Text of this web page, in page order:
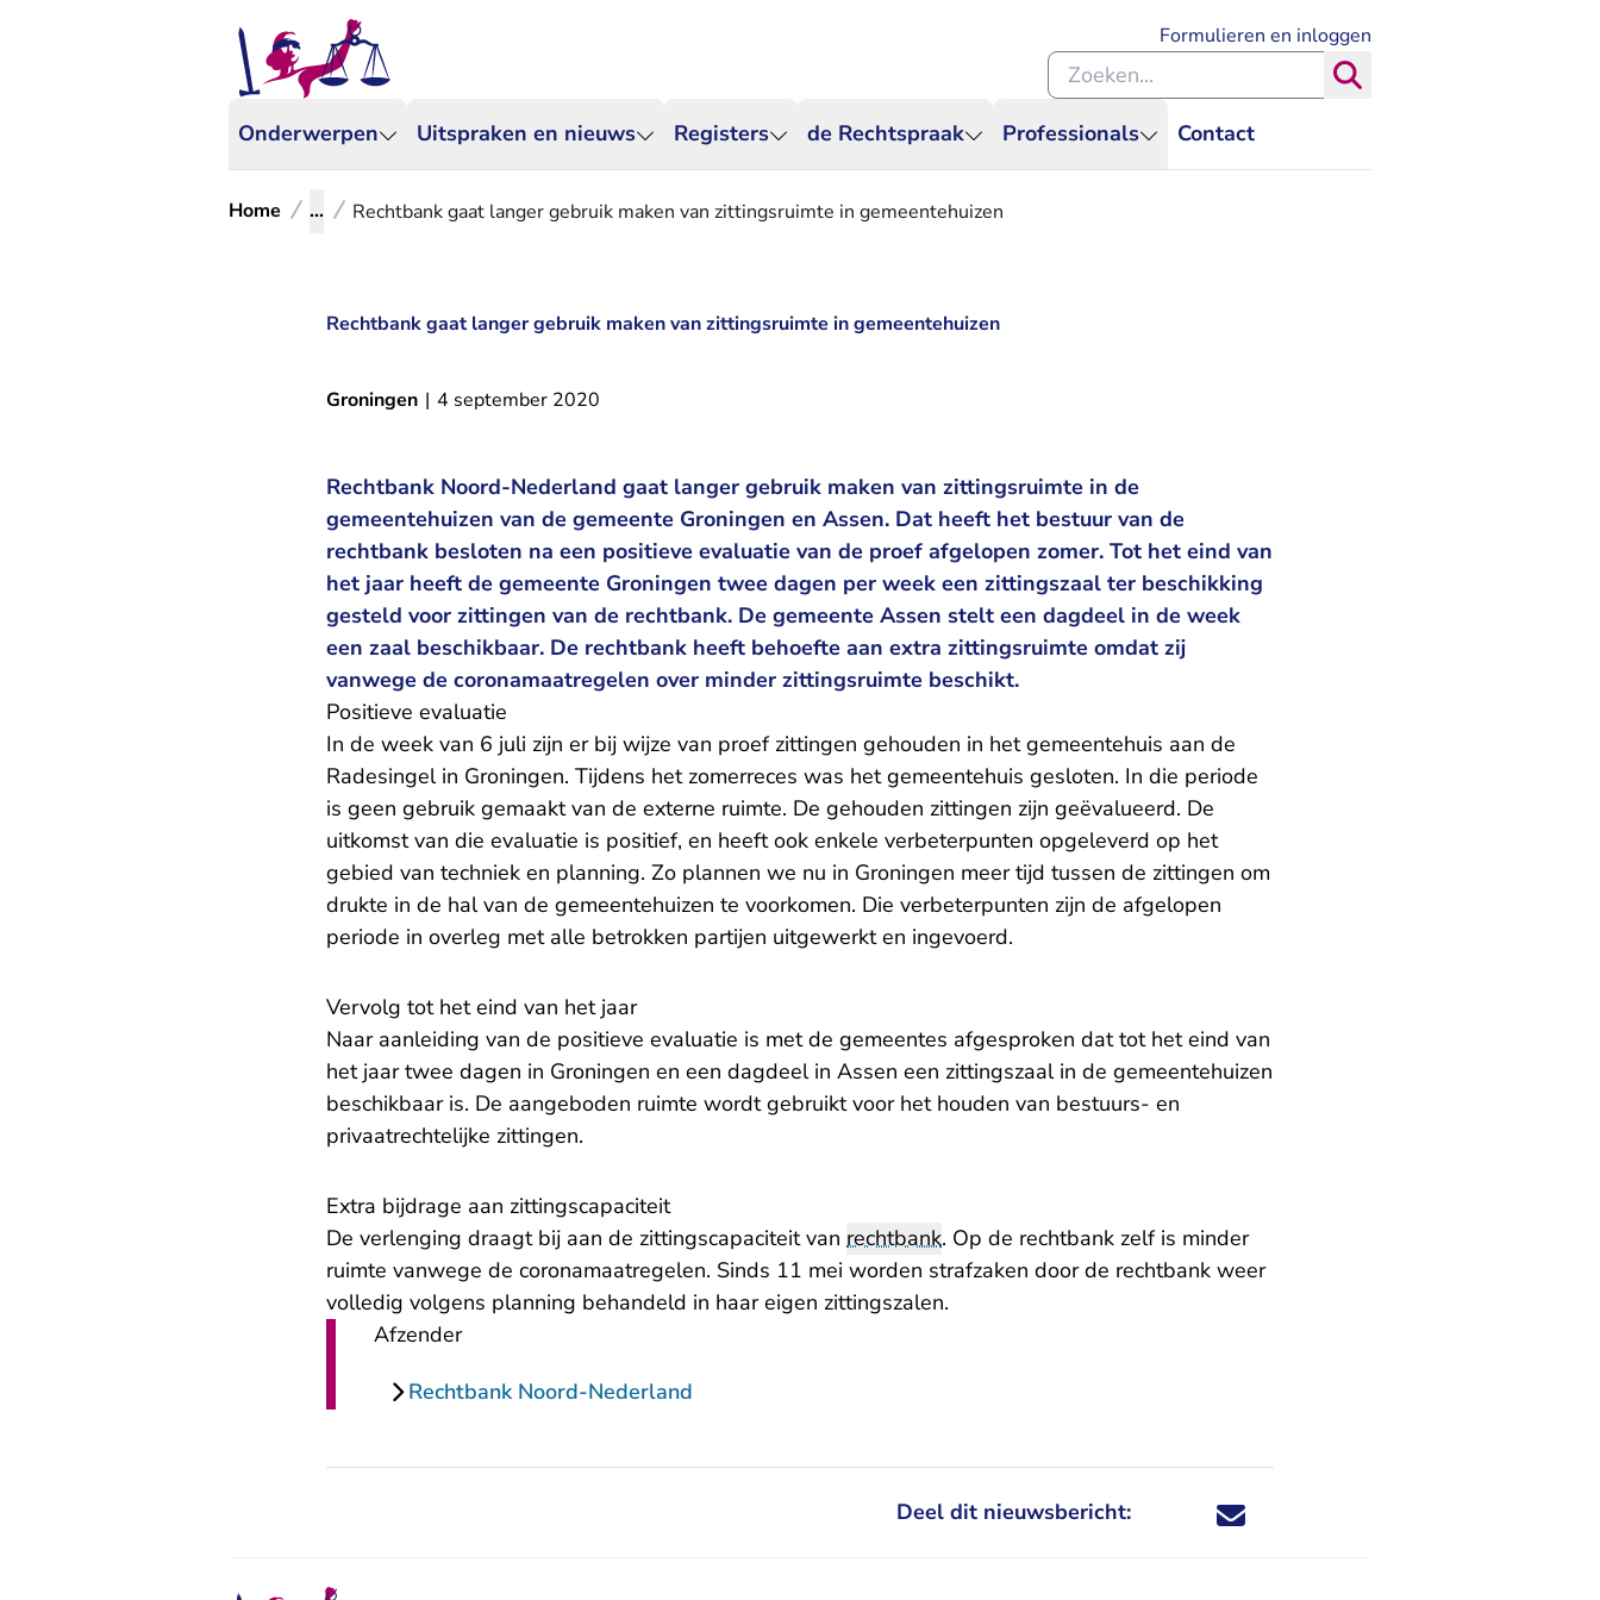
Onderwerpen Uitspraken en nieuws Registers de Rechtspraak Professionals Contact
Formulieren en inloggen
Zoeken binnen de Rechtspraak
Home ... Rechtbank gaat langer gebruik maken van zittingsruimte in gemeentehuizen
Rechtbank gaat langer gebruik maken van zittingsruimte in gemeentehuizen
Groningen | 4 september 2020
Rechtbank Noord-Nederland gaat langer gebruik maken van zittingsruimte in de
gemeentehuizen van de gemeente Groningen en Assen. Dat heeft het bestuur van de
rechtbank besloten na een positieve evaluatie van de proef afgelopen zomer. Tot het eind van
het jaar heeft de gemeente Groningen twee dagen per week een zittingszaal ter beschikking
gesteld voor zittingen van de rechtbank. De gemeente Assen stelt een dagdeel in de week
een zaal beschikbaar. De rechtbank heeft behoefte aan extra zittingsruimte omdat zij
vanwege de coronamaatregelen over minder zittingsruimte beschikt.
Positieve evaluatie
In de week van 6 juli zijn er bij wijze van proef zittingen gehouden in het gemeentehuis aan de
Radesingel in Groningen. Tijdens het zomerreces was het gemeentehuis gesloten. In die periode
is geen gebruik gemaakt van de externe ruimte. De gehouden zittingen zijn geëvalueerd. De
uitkomst van die evaluatie is positief, en heeft ook enkele verbeterpunten opgeleverd op het
gebied van techniek en planning. Zo plannen we nu in Groningen meer tijd tussen de zittingen om
drukte in de hal van de gemeentehuizen te voorkomen. Die verbeterpunten zijn de afgelopen
periode in overleg met alle betrokken partijen uitgewerkt en ingevoerd.
Vervolg tot het eind van het jaar
Naar aanleiding van de positieve evaluatie is met de gemeentes afgesproken dat tot het eind van
het jaar twee dagen in Groningen en een dagdeel in Assen een zittingszaal in de gemeentehuizen
beschikbaar is. De aangeboden ruimte wordt gebruikt voor het houden van bestuurs- en
privaatrechtelijke zittingen.
Extra bijdrage aan zittingscapaciteit
De verlenging draagt bij aan de zittingscapaciteit van rechtbank. Op de rechtbank zelf is minder
ruimte vanwege de coronamaatregelen. Sinds 11 mei worden strafzaken door de rechtbank weer
volledig volgens planning behandeld in haar eigen zittingszalen.
Afzender
Rechtbank Noord-Nederland
Deel dit nieuwsbericht: Deel dit nieuwsbericht via X - U verlaat
Deel dit nieuwsbericht via Facebook - U
Deel dit nieuwsbericht via e-mail
Deel dit nieuwsbericht via LinkedIn - U